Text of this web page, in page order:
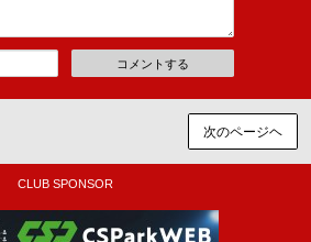
コメントする
次のページヘ
CLUB SPONSOR